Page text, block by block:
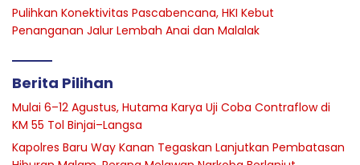
Pulihkan Konektivitas Pascabencana, HKI Kebut
Penanganan Jalur Lembah Anai dan Malalak
Berita Pilihan
Mulai 6–12 Agustus, Hutama Karya Uji Coba Contraflow di
KM 55 Tol Binjai–Langsa
Kapolres Baru Way Kanan Tegaskan Lanjutkan Pembatasan